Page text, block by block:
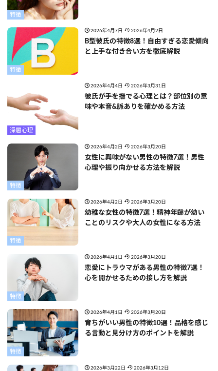
特徴
特徴
2026年4月7日 2026年4月2日
B型彼氏の特徴8選！自由すぎる恋愛傾向
と上手な付き合い方を徹底解説
深層心理
2026年4月4日 2026年3月31日
彼氏が手を撫でる心理とは？部位別の意
味や本音&脈ありを確かめる方法
特徴
2026年4月2日 2026年3月20日
女性に興味がない男性の特徴7選！男性
心理や振り向かせる方法を解説
特徴
2026年4月2日 2026年3月20日
幼稚な女性の特徴7選！精神年齢が幼い
ことのリスクや大人の女性になる方法
特徴
2026年4月1日 2026年3月20日
恋愛にトラウマがある男性の特徴7選！
心を開かせるための接し方を解説
特徴
2026年4月1日 2026年3月20日
育ちがいい男性の特徴10選！品格を感じ
る言動と見分け方のポイントを解説
2026年3月22日 2026年3月12日